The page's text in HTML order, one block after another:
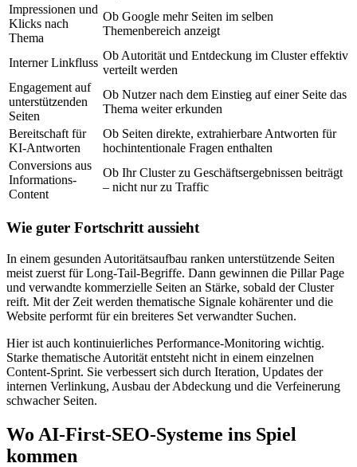
Impressionen und
Klicks nach
Thema
Ob Google mehr Seiten im selben
Themenbereich anzeigt
Interner Linkfluss
Ob Autorität und Entdeckung im Cluster effektiv
verteilt werden
Engagement auf
unterstützenden
Seiten
Ob Nutzer nach dem Einstieg auf einer Seite das
Thema weiter erkunden
Bereitschaft für
KI-Antworten
Ob Seiten direkte, extrahierbare Antworten für
hochintentionale Fragen enthalten
Conversions aus
Informations-
Content
Ob Ihr Cluster zu Geschäftsergebnissen beiträgt
– nicht nur zu Traffic
Wie guter Fortschritt aussieht
In einem gesunden Autoritätsaufbau ranken unterstützende Seiten
meist zuerst für Long-Tail-Begriffe. Dann gewinnen die Pillar Page
und verwandte kommerzielle Seiten an Stärke, sobald der Cluster
reift. Mit der Zeit werden thematische Signale kohärenter und die
Website performt für ein breiteres Set verwandter Suchen.
Hier ist auch kontinuierliches Performance-Monitoring wichtig.
Starke thematische Autorität entsteht nicht in einem einzelnen
Content-Sprint. Sie verbessert sich durch Iteration, Updates der
internen Verlinkung, Ausbau der Abdeckung und die Verfeinerung
schwacher Seiten.
Wo AI‑First‑SEO‑Systeme ins Spiel
kommen